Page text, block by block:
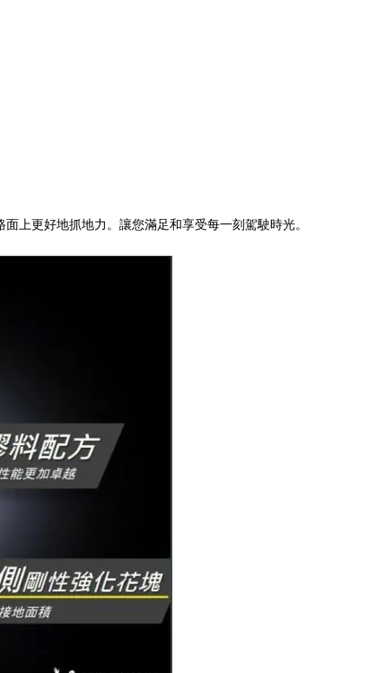
上更好地抓地力。讓您滿足和享受每一刻駕駛時光。